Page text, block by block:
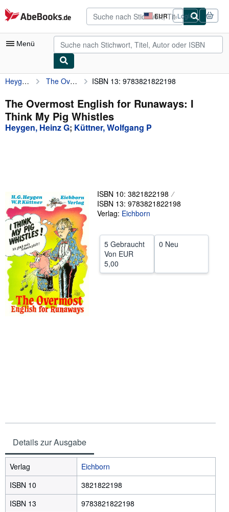
Zum Hauptinhalt
AbeBooks.de EUR
Seite
der
Einkaufseinstellungen.
Login
Menü
Nutzerkonto
Meine Bestellungen
Detailsuche
Sammlungen
Verkäufer werden
Hilfe
SCHLIESSEN
Heygen, Heinz G The Overmost English for Runaways: I Think My Pig Whistles ISBN 13: 9783821822198
The Overmost English for Runaways: I
Think My Pig Whistles
Heygen, Heinz G; Küttner, Wolfgang P
ISBN 10: 3821822198
ISBN 13: 9783821822198
Verlag: Eichborn
5 Gebraucht
Von EUR
5,00
0 Neu
Details zur Ausgabe
Verlag
Eichborn
ISBN 10
3821822198
ISBN 13
9783821822198